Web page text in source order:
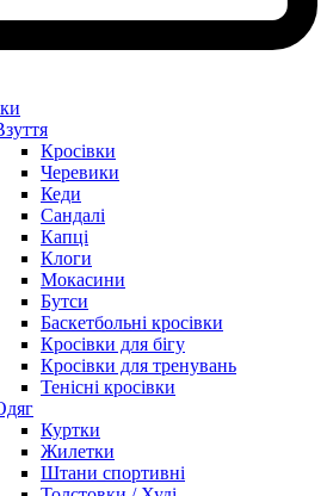
Кросівки
Черевики
Кеди
Сандалі
Капці
Клоги
Мокасини
Бутси
Баскетбольні кросівки
Кросівки для бігу
Кросівки для тренувань
Тенісні кросівки
Куртки
Жилетки
Штани спортивні